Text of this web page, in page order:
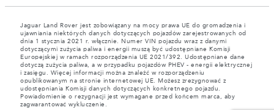
Jaguar Land Rover jest zobowiązany na mocy prawa UE do gromadzenia i
ujawniania niektórych danych dotyczących pojazdów zarejestrowanych od
dnia 1 stycznia 2021 r. włącznie. Numer VIN pojazdu wraz z danymi
dotyczącymi zużycia paliwa i energii muszą być udostępniane Komisji
Europejskiej w ramach rozporządzenia UE 2021/392. Udostępniane dane
dotyczą zużycia paliwa, a w przypadku pojazdów PHEV - energii elektrycznej
i zasięgu. Więcej informacji można znaleźć w rozporządzeniu
opublikowanym na stronie internetowej UE. Możesz zrezygnować z
udostępniania Komisji danych dotyczących konkretnego pojazdu.
Powiadomienie o rezygnacji jest wymagane przed końcem marca, aby
zagwarantować wykluczenie.